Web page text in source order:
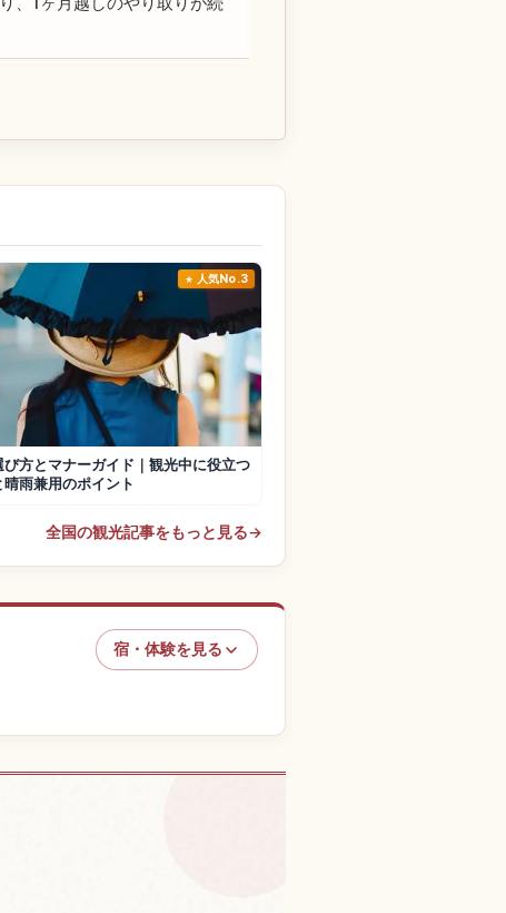
人気No.3
び方とマナーガイド｜観光中に役立つ
晴雨兼用のポイント
全国の観光記事をもっと見る→
宿・体験を見る